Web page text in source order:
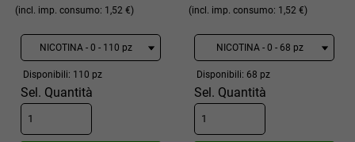
(incl. imp. consumo: 1,52 €)
Disponibili: 110 pz
Sel. Quantità
(incl. imp. consumo: 1,52 €)
Disponibili: 68 pz
Sel. Quantità